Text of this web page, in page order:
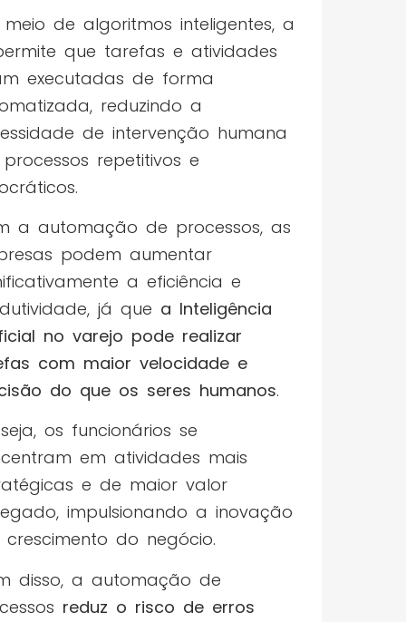
meio de algoritmos inteligentes, a
que tarefas e atividades
executadas de forma
reduzindo a
de intervenção humana
repetitivos e
a automação de processos, as
podem aumentar
a eficiência e
já que a Inteligência
no varejo pode realizar
com maior velocidade e
do que os seres humanos.
os funcionários se
em atividades mais
e de maior valor
impulsionando a inovação
do negócio.
disso, a automação de
reduz o risco de erros